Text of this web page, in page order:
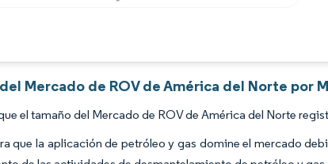
Mercado de ROV de América del Norte por
el tamaño del Mercado de ROV de América del Norte
que la aplicación de petróleo y gas domine el mercado